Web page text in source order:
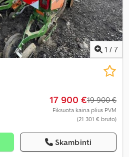
1 / 7
17 900 €19 900 €
Fiksuota kaina plius PVM
(21 301 € bruto)
Skambinti